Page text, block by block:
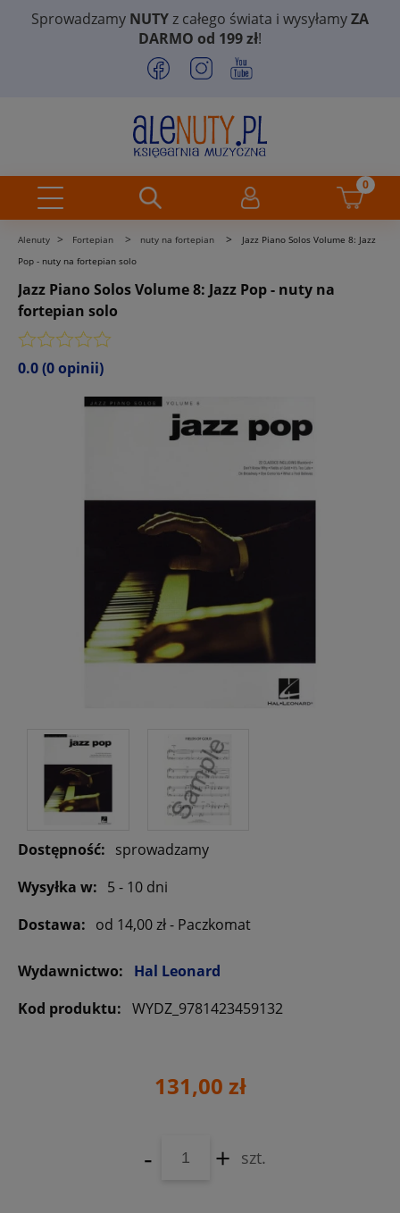
Sprowadzamy NUTYz całego świata i wysyłamyZA
DARMO od 199 zł!
Alenuty > Fortepian > nuty na fortepian >
Jazz Piano Solos Volume 8: Jazz
Pop - nuty na fortepian solo
Jazz Piano Solos Volume 8: Jazz Pop - nuty na
fortepian solo
0.0(0 opinii)
Dostępność: sprowadzamy
Wysyłka w: 5 - 10 dni
Dostawa: od 14,00 zł- Paczkomat
Wydawnictwo:
Hal Leonard
Kod produktu: WYDZ_9781423459132
131,00 zł
- + szt.